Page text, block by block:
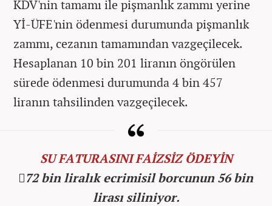
KDV'nin tamamı ile pişmanlık zammı yerine
Yİ-ÜFE'nin ödenmesi durumunda pişmanlık
zammı, cezanın tamamından vazgeçilecek.
Hesaplanan 10 bin 201 liranın öngörülen
sürede ödenmesi durumunda 4 bin 457
liranın tahsilinden vazgeçilecek.
SU FATURASINI FAİZSİZ ÖDEYİN
72 bin liralık ecrimisil borcunun 56 bin
lirası siliniyor.